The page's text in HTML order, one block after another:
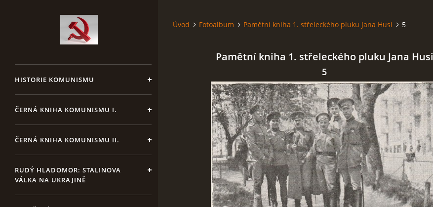
HISTORIE KOMUNISMU
ČERNÁ KNIHA KOMUNISMU I.
ČERNÁ KNIHA KOMUNISMU II.
RUDÝ HLADOMOR: STALINOVA
VÁLKA NA UKRAJINĚ
Úvod Fotoalbum Pamětní kniha 1. střeleckého pluku Jana Husi 5
Pamětní kniha 1. střeleckého pluku Jana Husi
5